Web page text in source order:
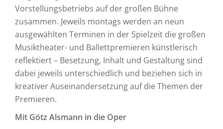
Vorstellungsbetriebs auf der großen Bühne
zusammen. Jeweils montags werden an neun
ausgewählten Terminen in der Spielzeit die großen
Musiktheater- und Ballettpremieren künstlerisch
reflektiert – Besetzung, Inhalt und Gestaltung sind
dabei jeweils unterschiedlich und beziehen sich in
kreativer Auseinandersetzung auf die Themen der
Premieren.
Mit Götz Alsmann in die Oper